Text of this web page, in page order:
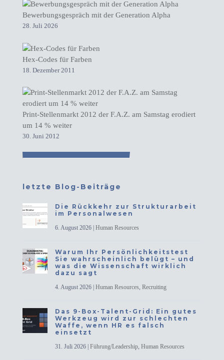
Bewerbungsgespräch mit der Generation Alpha
28. Juli 2026
Hex-Codes für Farben
18. Dezember 2011
Print-Stellenmarkt 2012 der F.A.Z. am Samstag erodiert
um 14 % weiter
30. Juni 2012
letzte Blog-Beiträge
Die Rückkehr zur Strukturarbeit
im Personalwesen
6. August 2026| Human Resources
Warum Ihr Persönlichkeitstest
Sie wahrscheinlich belügt – und
was die Wissenschaft wirklich
dazu sagt
4. August 2026| Human Resources, Recruiting
Das 9-Box-Talent-Grid: Ein gutes
Werkzeug wird zur schlechten
Waffe, wenn HR es falsch
einsetzt
31. Juli 2026| Führung/Leadership, Human Resources